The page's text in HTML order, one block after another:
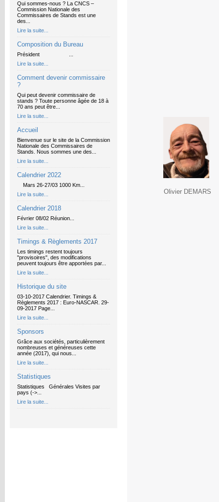
Qui sommes-nous ? La CNCS –
Commission Nationale des
Commissaires de Stands est une
des...
Lire la suite...
Composition du Bureau
Président ...
Lire la suite...
Comment devenir commissaire
?
Qui peut devenir commissaire de
stands ? Toute personne âgée de 18 à
70 ans peut être...
Lire la suite...
Accueil
Bienvenue sur le site de la Commission
Nationale des Commissaires de
Stands. Nous sommes une des...
Lire la suite...
Calendrier 2022
Mars 26-27/03 1000 Km...
Lire la suite...
Calendrier 2018
Février 08/02 Réunion...
Lire la suite...
Timings & Règlements 2017
Les timings restent toujours
"provisoires", des modifications
peuvent toujours être apportées par...
Lire la suite...
Historique du site
03-10-2017 Calendrier. Timings &
Règlements 2017 : Euro-NASCAR. 29-
09-2017 Page...
Lire la suite...
Sponsors
Grâce aux sociétés, particulièrement
nombreuses et généreuses cette
année (2017), qui nous...
Lire la suite...
Statistiques
Statistiques Générales Visites par
pays (->...
Lire la suite...
Olivier DEMARS